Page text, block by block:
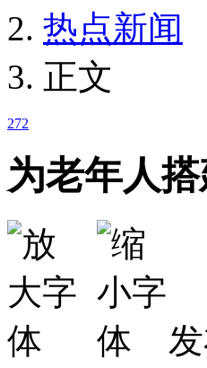
热点新闻
正文
272
为老年人